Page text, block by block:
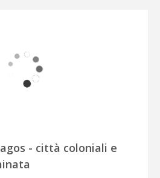
- città coloniali e